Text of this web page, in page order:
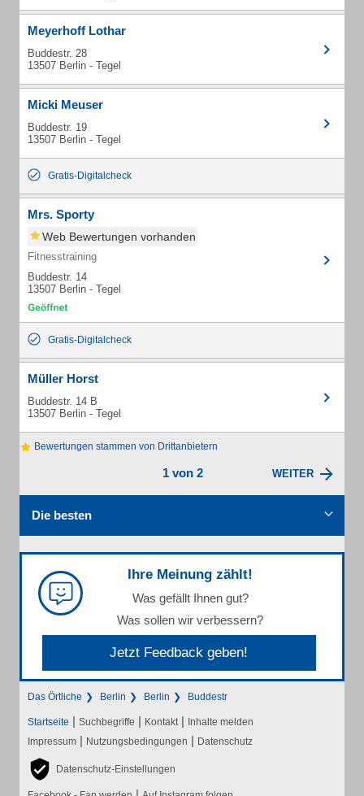
Meyerhoff Lothar
Buddestr. 28
13507 Berlin - Tegel
Micki Meuser
Buddestr. 19
13507 Berlin - Tegel
Gratis-Digitalcheck
Mrs. Sporty
Web Bewertungen vorhanden
Fitnesstraining
Buddestr. 14
13507 Berlin - Tegel
Gratis-Digitalcheck
Müller Horst
Buddestr. 14 B
13507 Berlin - Tegel
Bewertungen stammen von Drittanbietern
1 von 2 WEITER
Die besten
Ihre Meinung zählt!
Was gefällt Ihnen gut?
Was sollen wir verbessern?
Jetzt Feedback geben!
Das Örtliche Berlin Berlin Buddestr
Startseite | Suchbegriffe | Kontakt | Inhalte melden
Impressum | Nutzungsbedingungen | Datenschutz
Datenschutz-Einstellungen